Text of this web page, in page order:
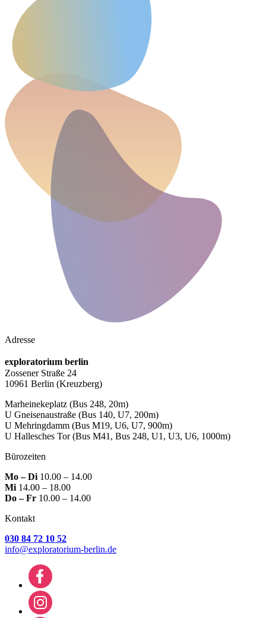
Adresse
exploratorium berlin
Zossener Straße 24
10961 Berlin (Kreuzberg)
Marheinekeplatz (Bus 248, 20m)
U Gneisenaustraße (Bus 140, U7, 200m)
U Mehringdamm (Bus M19, U6, U7, 900m)
U Hallesches Tor(Bus M41, Bus 248, U1, U3, U6, 1000m)
Bürozeiten
Mo – Di 10.00 – 14.00
Mi 14.00 – 18.00
Do – Fr 10.00 – 14.00
Kontakt
030 84 72 10 52
info@exploratorium-berlin.de